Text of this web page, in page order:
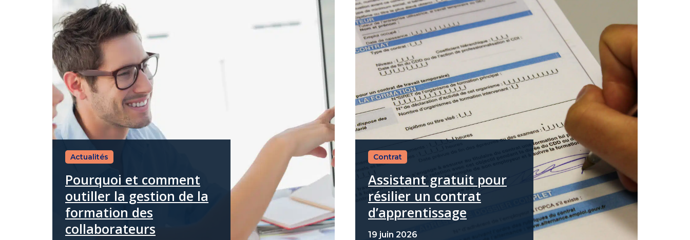
Actualités
Pourquoi et comment
outiller la gestion de la
formation des
collaborateurs
Contrat
Assistant gratuit pour
résilier un contrat
d’apprentissage
19 juin 2026